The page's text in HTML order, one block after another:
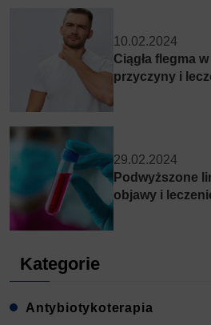
10.02.2024
Ciągła flegma
przyczyny i
29.02.2024
Podwyższone
objawy i
Kategorie
Antybiotykoterapia